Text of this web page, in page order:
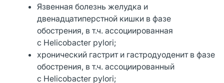
Язвенная болезнь желудка и
двенадцатиперстной кишки в фазе
обострения, в т.ч. ассоциированная
с Helicobacter pylori;
хронический гастрит и гастродуоденит в фазе
обострения, в т.ч. ассоциированный
с Helicobacter pylori;